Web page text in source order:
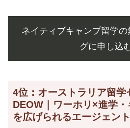
ネイティブキャンプ留学
グに申し込
4位：オーストラリア留学
DEOW｜ワーホリ×進学
を広げられるエージェント